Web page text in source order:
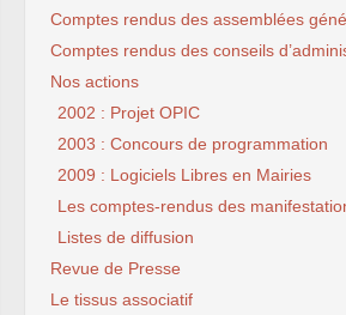
Comptes rendus des assemblées
Comptes rendus des conseils
Nos actions
2002 : Projet OPIC
2003 : Concours de programmation
2009 : Logiciels Libres en Mairies
Les comptes-rendus des
Listes de diffusion
Revue de Presse
Le tissus associatif